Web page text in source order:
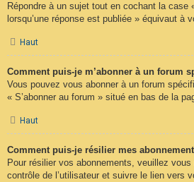
Répondre à un sujet tout en cochant la case
lorsqu’une réponse est publiée » équivaut à
Haut
Comment puis-je m’abonner à un forum
Vous pouvez vous abonner à un forum
« S’abonner au forum » situé en bas de la
Haut
Comment puis-je résilier mes
Pour résilier vos abonnements, veuillez
contrôle de l’utilisateur et suivre le lien vers